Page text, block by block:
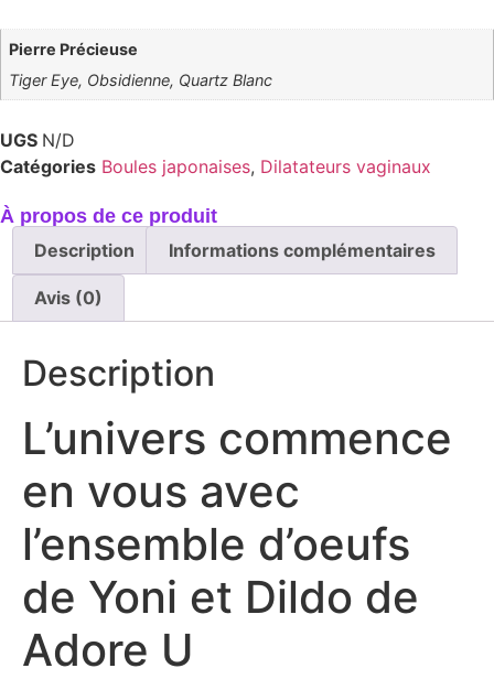
Pierre Précieuse
Tiger Eye, Obsidienne, Quartz Blanc
UGS N/D
Catégories Boules japonaises, Dilatateurs vaginaux
À propos de ce produit
Description
Informations complémentaires
Avis (0)
Description
L’univers commence
en vous avec
l’ensemble d’oeufs
de Yoni et Dildo de
Adore U